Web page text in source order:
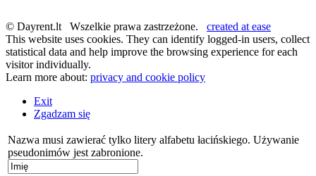
© Dayrent.lt Wszelkie prawa zastrzeżone. created at ease
This website uses cookies. They can identify logged-in users, collect
statistical data and help improve the browsing experience for each
visitor individually.
Learn more about: privacy and cookie policy
Exit
Zgadzam się
Nazwa musi zawierać tylko litery alfabetu łacińskiego. Używanie
pseudonimów jest zabronione.